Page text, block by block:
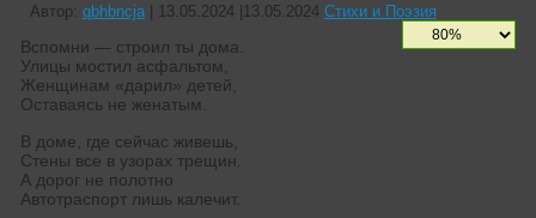
Автор: qbhbncja | 13.05.2024 | 13.05.2024 Стихи и Поэзия
Вспомни — строил ты дома.
Улицы мостил асфальтом,
Женщинам «дарил» детей,
Оставаясь не женатым.
В доме, где сейчас живешь,
Стены все в узорах трещин.
А дорог не полотно
Автотраспорт лишь калечит.